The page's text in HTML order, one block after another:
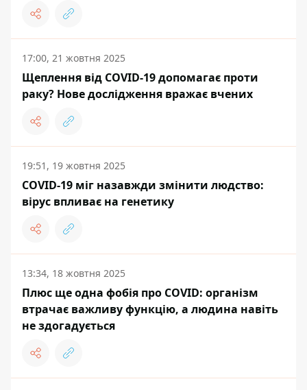
17:00, 21 жовтня 2025
Щеплення від COVID-19 допомагає проти
раку? Нове дослідження вражає вчених
19:51, 19 жовтня 2025
COVID-19 міг назавжди змінити людство:
вірус впливає на генетику
13:34, 18 жовтня 2025
Плюс ще одна фобія про COVID: організм
втрачає важливу функцію, а людина навіть
не здогадується